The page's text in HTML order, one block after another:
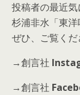
投稿者の最近気
杉浦非水「東洋
ぜひ、ご覧くだ
→創言社
→創言社